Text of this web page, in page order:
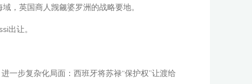
，英国商人觊觎婆罗洲的战略要地。
出让。
一步复杂化局面：西班牙将苏禄“保护权”让渡给